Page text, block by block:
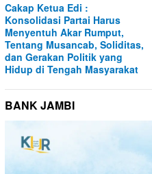
Cakap Ketua Edi :
Konsolidasi Partai Harus
Menyentuh Akar Rumput,
Tentang Musancab, Soliditas,
dan Gerakan Politik yang
Hidup di Tengah Masyarakat
BANK JAMBI